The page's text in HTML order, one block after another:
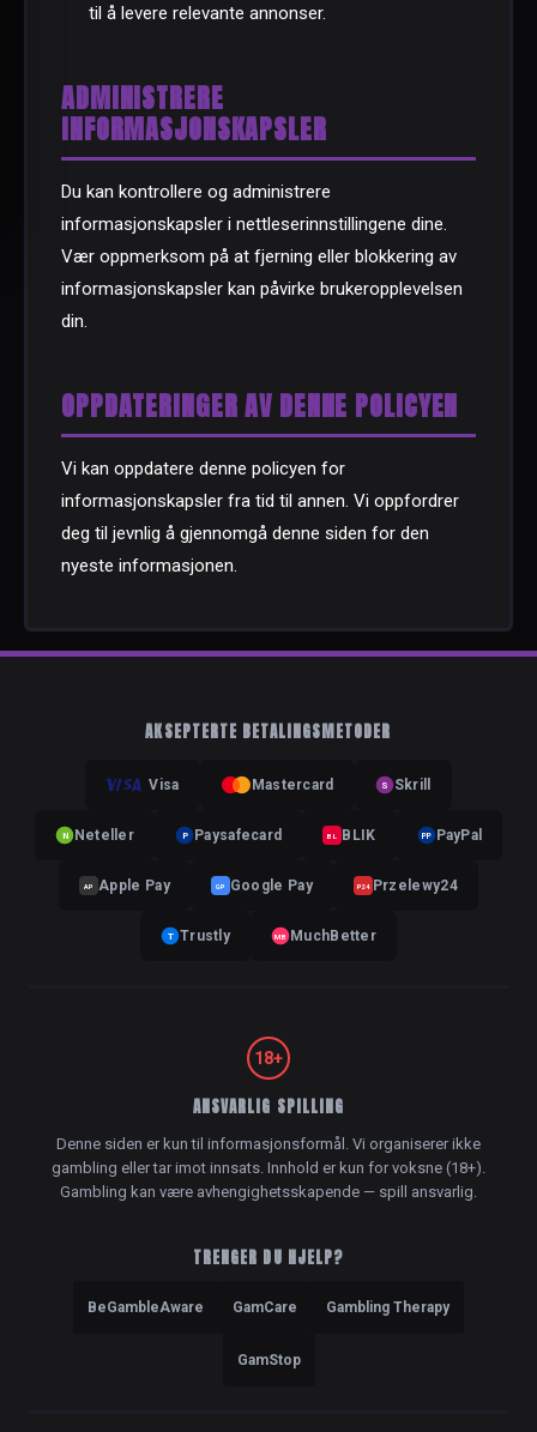
til å levere relevante annonser.
ADMINISTRERE
INFORMASJONSKAPSLER
Du kan kontrollere og administrere
informasjonskapsler i nettleserinnstillingene dine.
Vær oppmerksom på at fjerning eller blokkering av
informasjonskapsler kan påvirke brukeropplevelsen
din.
OPPDATERINGER AV DENNE POLICYEN
Vi kan oppdatere denne policyen for
informasjonskapsler fra tid til annen. Vi oppfordrer
deg til jevnlig å gjennomgå denne siden for den
nyeste informasjonen.
AKSEPTERTE BETALINGSMETODER
Visa Mastercard S Skrill
N Neteller P Paysafecard BL BLIK PP PayPal
AP Apple Pay GP Google Pay P24 Przelewy24
T Trustly MB MuchBetter
18+
ANSVARLIG SPILLING
Denne siden er kun til informasjonsformål. Vi organiserer ikke
gambling eller tar imot innsats. Innhold er kun for voksne (18+).
Gambling kan være avhengighetsskapende — spill ansvarlig.
TRENGER DU HJELP?
BeGambleAware GamCare Gambling Therapy
GamStop